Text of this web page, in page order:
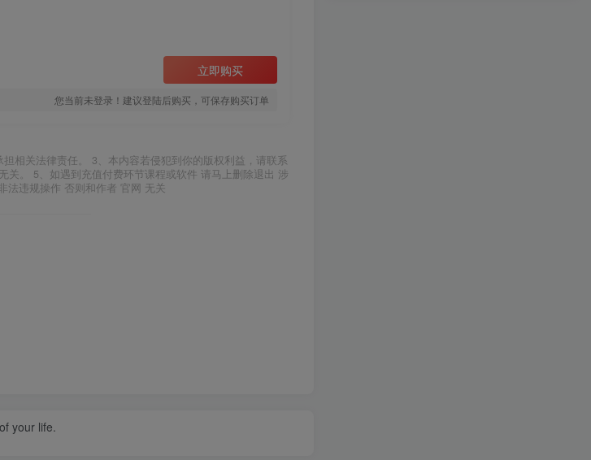
立即购买
您当前未登录！建议登陆后购买，可保存购买订单
相关法律责任。 3、本内容若侵犯到你的版权利益，请联系
关。 5、如遇到充值付费环节课程或软件 请马上删除退出 涉
法违规操作 否则和作者 官网 无关
your life.